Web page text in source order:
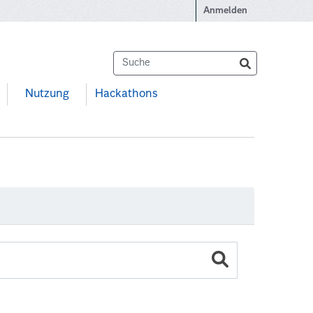
Anmelden
Nutzung Hackathons